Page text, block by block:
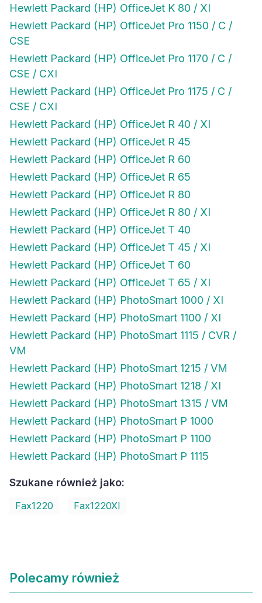
Hewlett Packard (HP) OfficeJet K 80 / XI
Hewlett Packard (HP) OfficeJet Pro 1150 / C /
CSE
Hewlett Packard (HP) OfficeJet Pro 1170 / C /
CSE / CXI
Hewlett Packard (HP) OfficeJet Pro 1175 / C /
CSE / CXI
Hewlett Packard (HP) OfficeJet R 40 / XI
Hewlett Packard (HP) OfficeJet R 45
Hewlett Packard (HP) OfficeJet R 60
Hewlett Packard (HP) OfficeJet R 65
Hewlett Packard (HP) OfficeJet R 80
Hewlett Packard (HP) OfficeJet R 80 / XI
Hewlett Packard (HP) OfficeJet T 40
Hewlett Packard (HP) OfficeJet T 45 / XI
Hewlett Packard (HP) OfficeJet T 60
Hewlett Packard (HP) OfficeJet T 65 / XI
Hewlett Packard (HP) PhotoSmart 1000 / XI
Hewlett Packard (HP) PhotoSmart 1100 / XI
Hewlett Packard (HP) PhotoSmart 1115 / CVR /
VM
Hewlett Packard (HP) PhotoSmart 1215 / VM
Hewlett Packard (HP) PhotoSmart 1218 / XI
Hewlett Packard (HP) PhotoSmart 1315 / VM
Hewlett Packard (HP) PhotoSmart P 1000
Hewlett Packard (HP) PhotoSmart P 1100
Hewlett Packard (HP) PhotoSmart P 1115
Szukane również jako:
Fax1220 Fax1220XI
Polecamy również